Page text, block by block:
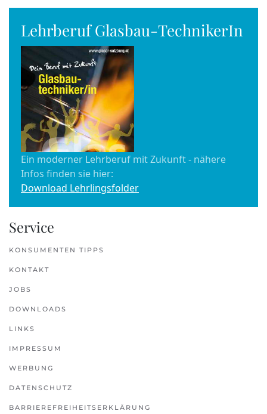
Lehrberuf Glasbau-TechnikerIn
Ein moderner Lehrberuf mit Zukunft - nähere
Infos finden sie hier:
Download Lehrlingsfolder
Service
KONSUMENTEN TIPPS
KONTAKT
JOBS
DOWNLOADS
LINKS
IMPRESSUM
WERBUNG
DATENSCHUTZ
BARRIEREFREIHEITSERKLÄRUNG